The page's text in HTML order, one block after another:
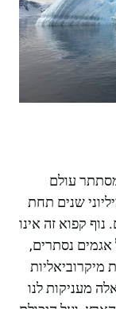
עולם
שנים תחת
קפוא זה אינו
נסתרים,
מיקרוביאליות
מעניקות לנו